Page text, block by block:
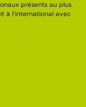
présents au plus
à l’international avec